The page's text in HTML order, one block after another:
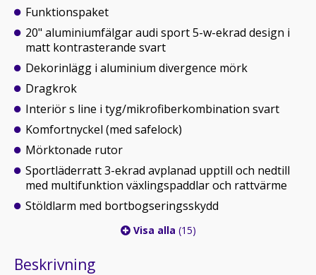
Funktionspaket
20" aluminiumfälgar audi sport 5-w-ekrad design i
matt kontrasterande svart
Dekorinlägg i aluminium divergence mörk
Dragkrok
Interiör s line i tyg/mikrofiberkombination svart
Komfortnyckel (med safelock)
Mörktonade rutor
Sportläderratt 3-ekrad avplanad upptill och nedtill
med multifunktion växlingspaddlar och rattvärme
Stöldlarm med bortbogseringsskydd
Visa alla (15)
Beskrivning